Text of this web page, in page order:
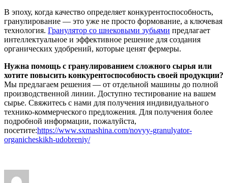
В эпоху, когда качество определяет конкурентоспособность,
гранулирование — это уже не просто формование, а ключевая
технология. Гранулятор со шнековыми зубьями предлагает
интеллектуальное и эффективное решение для создания
органических удобрений, которые ценят фермеры.
Нужна помощь с гранулированием сложного сырья или
хотите повысить конкурентоспособность своей продукции?
Мы предлагаем решения — от отдельной машины до полной
производственной линии. Доступно тестирование на вашем
сырье. Свяжитесь с нами для получения индивидуального
технико-коммерческого предложения. Для получения более
подробной информации, пожалуйста,
посетите:https://www.sxmashina.com/novyy-granulyator-
organicheskikh-udobreniy/